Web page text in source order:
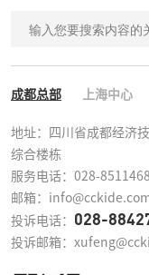
成都总部 上海中心
地址：四川省成都经济
综合楼栋
服务电话：028-
邮箱：
投诉电话： 028-
投诉邮箱：